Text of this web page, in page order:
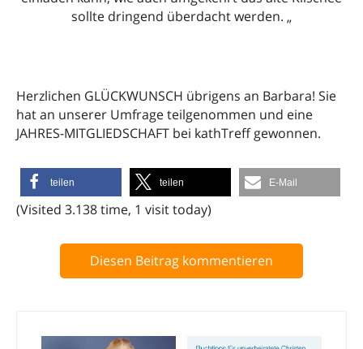
sollte dringend überdacht werden. „
Herzlichen GLÜCKWUNSCH übrigens an Barbara! Sie
hat an unserer Umfrage teilgenommen und eine
JAHRES-MITGLIEDSCHAFT bei kathTreff gewonnen.
teilen teilen E-Mail
(Visited 3.138 time, 1 visit today)
Diesen Beitrag kommentieren